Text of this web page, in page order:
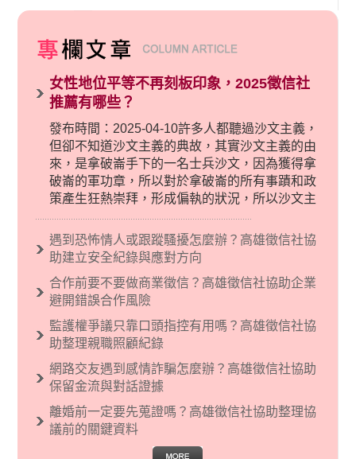
女性地位平等不再刻板印象，2025徵信社
推薦有哪些？
發布時間：2025-04-10許多人都聽過沙文主義，
但卻不知道沙文主義的典故，其實沙文主義的由
來，是拿破崙手下的一名士兵沙文，因為獲得拿
破崙的軍功章，所以對於拿破崙的所有事蹟和政
策產生狂熱崇拜，形成偏執的狀況，所以沙文主
義後來就被拿來暗指偏見和歧視，而且有沙文主
義傾向的人，通常對於自己的國家和民族有超強
烈的卓越感，因而瞧不起其他國家的人，所以沙
現了男性沙文…
遇到恐怖情人或跟蹤騷擾怎麼辦？高雄徵信社協
助建立安全紀錄與應對方向
合作前要不要做商業徵信？高雄徵信社協助企業
避開錯誤合作風險
監護權爭議只靠口頭指控有用嗎？高雄徵信社協
助整理親職照顧紀錄
網路交友遇到感情詐騙怎麼辦？高雄徵信社協助
保留金流與對話證據
離婚前一定要先蒐證嗎？高雄徵信社協助整理協
議前的關鍵資料